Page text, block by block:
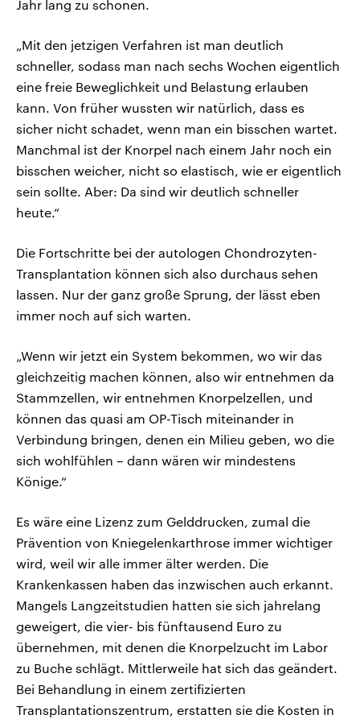
Jahr lang zu schonen.
„Mit den jetzigen Verfahren ist man deutlich
schneller, sodass man nach sechs Wochen eigentlich
eine freie Beweglichkeit und Belastung erlauben
kann. Von früher wussten wir natürlich, dass es
sicher nicht schadet, wenn man ein bisschen wartet.
Manchmal ist der Knorpel nach einem Jahr noch ein
bisschen weicher, nicht so elastisch, wie er eigentlich
sein sollte. Aber: Da sind wir deutlich schneller
heute.“
Die Fortschritte bei der autologen Chondrozyten-
Transplantation können sich also durchaus sehen
lassen. Nur der ganz große Sprung, der lässt eben
immer noch auf sich warten.
„Wenn wir jetzt ein System bekommen, wo wir das
gleichzeitig machen können, also wir entnehmen da
Stammzellen, wir entnehmen Knorpelzellen, und
können das quasi am OP-Tisch miteinander in
Verbindung bringen, denen ein Milieu geben, wo die
sich wohlfühlen – dann wären wir mindestens
Könige.“
Es wäre eine Lizenz zum Gelddrucken, zumal die
Prävention von Kniegelenkarthrose immer wichtiger
wird, weil wir alle immer älter werden. Die
Krankenkassen haben das inzwischen auch erkannt.
Mangels Langzeitstudien hatten sie sich jahrelang
geweigert, die vier- bis fünftausend Euro zu
übernehmen, mit denen die Knorpelzucht im Labor
zu Buche schlägt. Mittlerweile hat sich das geändert.
Bei Behandlung in einem zertifizierten
Transplantationszentrum, erstatten sie die Kosten in